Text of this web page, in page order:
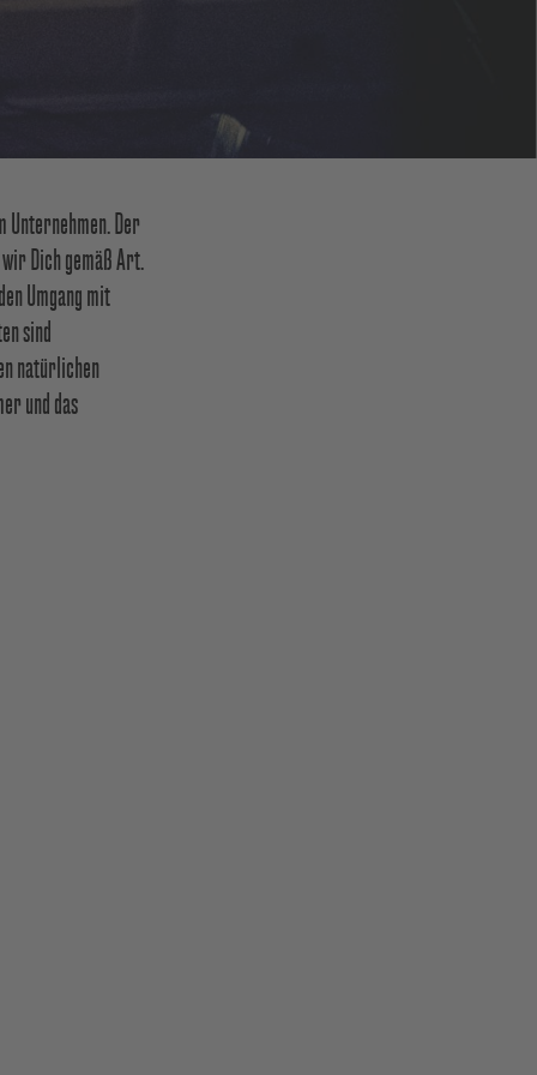
Der
Dich gemäß Art.
Umgang mit
sind
natürlichen
und das